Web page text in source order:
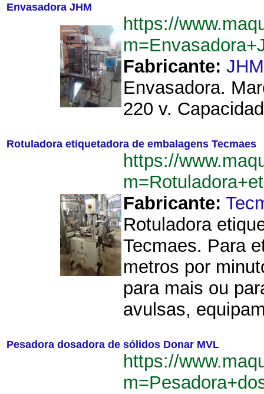
Envasadora JHM
https://
Fabricante: JHM
Envasadora.
220 v.
Rotuladora etiquetadora de embalagens Tecmaes
https://
Fabricante:
Rotuladora
Tecmaes. Para
metros por
para mais ou
avulsas,
Pesadora dosadora de sólidos Donar MVL
https://